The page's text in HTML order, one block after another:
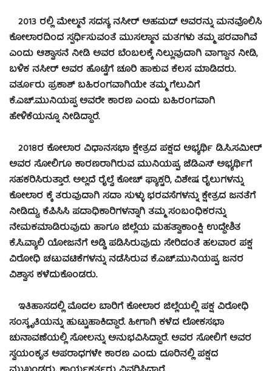
2013 ರಲ್ಲಿ ಮೇಲ್ಮನೆ ಸದಸ್ಯ ನಸೀರ್ ಅಹಮದ್ ಅವರನ್ನು ಮನವೊಲಿಸಿ
ಕೋಲಾರದಿಂದ ಸ್ಪರ್ಧಿಸುವಂತೆ ಮುಸಲ್ಮಾನ ಮತಗಳು ತಮ್ಮ ಪರವಾಗಿವೆ
ಎಂದು ಆಶ್ವಾಸನೆ ನೀಡಿ ಅವರ ಬೆಂಬಲಕ್ಕೆ ನಿಲ್ಲುವುದಾಗಿ ವಾಗ್ದಾನ ನೀಡಿ,
ಬಳಿಕ ನಸೀರ್ ಅವರ ಹೊಟ್ಟೆಗೆ ಚೂರಿ ಹಾಕುವ ಕೆಲಸ ಮಾಡಿದರು.
ವರ್ತೂರು ಪ್ರಕಾಶ್ ಬಹಿರಂಗವಾಗಿಯೇ ತಮ್ಮ ಗೆಲುವಿಗೆ
ಕೆ.ಎಚ್.ಮುನಿಯಪ್ಪ ಅವರೇ ಕಾರಣ ಎಂದು ಬಹಿರಂಗವಾಗಿ
ಹೇಳಿಕೆಯನ್ನೂ‌ ನೀಡಿದ್ದಾರೆ.
2018ರ ಕೋಲಾರ ವಿಧಾನಸಭಾ ಕ್ಷೇತ್ರದ ಪಕ್ಷದ ಅಭ್ಯರ್ಥಿ ಡಿ.ಸಿ.ಸಮೀರ್
ಅವರ ಸೋಲಿಗೂ ಕಾರಣರಾಗಿರುವ ಮುನಿಯಪ್ಪ, ಜೆಡಿಎಸ್ ಅಭ್ಯರ್ಥಿಗೆ
ಸಹಕರಿಸಿರುತ್ತಾರೆ. ಅಲ್ಲದೆ ರೈಲ್ವೆ ಕೋಚ್ ಫ್ಯಾಕ್ಟರಿ, ವಿಶೇಷ ರೈಲುಗಳನ್ನು
ಕೋಲಾರ ಕ್ಕೆ ತರುವುದಾಗಿ ಸದಾ ಸುಳ್ಳು ಭರವಸೆಗಳನ್ನು ಕ್ಷೇತ್ರದ ಜನತೆಗೆ
ನೀಡಿದ್ದು, ಕೆಪಿಸಿಸಿ ಪದಾಧಿಕಾರಿಗಳನ್ನಾಗಿ ತಮ್ಮ ಸಂಬಂಧಿಕರನ್ನು
ನೇಮಕಮಾಡಿರುವುದು ಹಾಗೂ ಜಿಲ್ಲೆಯ ಮಹತ್ವಾಕಾಂಕ್ಷಿ ಉದ್ದೇಶಿತ
ಕೆ.ಸಿ.ವ್ಯಾಲಿ ಯೋಜನೆಗೆ ಅಡ್ಡಿ ಪಡಿಸಿರುವುದು ಸೇರಿದಂತೆ ಹಲವಾರ ಪಕ್ಷ
ವಿರೋಧಿ ಚಟುವಟಿಕೆಗಳನ್ನು ನಡೆಸಿರುವ ಕೆ.ಎಚ್.ಮುನಿಯಪ್ಪ, ಜನರ
ವಿಶ್ವಾಸ ಕಳೆದುಕೊಂಡರು.
ಇತಿಹಾಸದಲ್ಲಿ ಮೊದಲ ಬಾರಿಗೆ ಕೋಲಾರ ಜಿಲ್ಲೆಯಲ್ಲಿ ಪಕ್ಷ ವಿರೋಧಿ
ಸಂಸ್ಕೃತಿಯನ್ನು ಹುಟ್ಟುಹಾಕಿದ್ದಾರೆ. ಹೀಗಾಗಿ ಕಳೆದ ಲೋಕಸಭಾ
ಚುನಾವಣೆಯಲ್ಲಿ ಸೋಲನ್ನು ಅನುಭವಿಸಿದ್ದಾರೆ. ಅವರ ಸೋಲಿಗೆ ಅವರ
ಸ್ವಯಂಕೃತ ಅಪರಾಧಗಳೇ ಕಾರಣ ಎಂದು ದೂರಿನಲ್ಲಿ ಪಕ್ಷದ